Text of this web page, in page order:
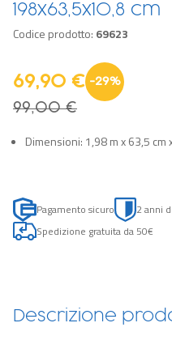
198x63,5x10,8 cm
Codice prodotto: 69623
69,90 € -29%
99,00 €
Dimensioni: 1,98 m x 63,5 cm
Pagamento sicuro
2 anni
Spedizione gratuita da 50€
Descrizione